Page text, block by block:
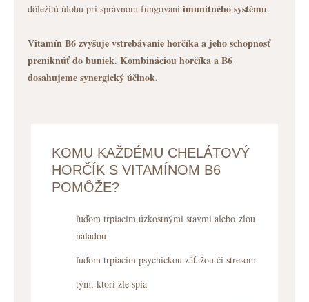
dôležitú úlohu pri správnom fungovaní imunitného systému.
Vitamín B6 zvyšuje vstrebávanie horčíka a jeho schopnosť
preniknúť do buniek. Kombináciou horčíka a B6
dosahujeme synergický účinok.
KOMU KAŽDÉMU CHELÁTOVÝ
HORČÍK S VITAMÍNOM B6
POMÔŽE?
ľuďom trpiacim úzkostnými stavmi alebo zlou
náladou
ľuďom trpiacim psychickou záťažou či stresom
tým, ktorí zle spia